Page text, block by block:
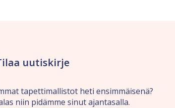
uutiskirje
tapettimallistot heti ensimmäisenä?
niin pidämme sinut ajantasalla.